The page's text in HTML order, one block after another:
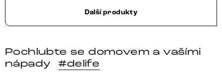
Další produkty
Pochlubte se domovem a vašími
nápady
#delife